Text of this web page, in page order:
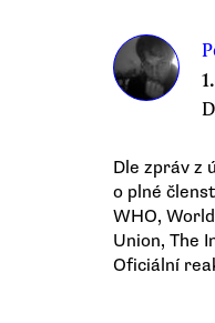
Dle zpráv z
o plné
WHO,
Union, The
Oficiální